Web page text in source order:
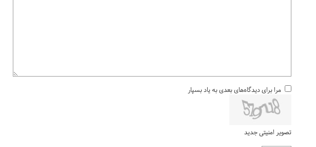
مرا برای دیدگاه‌های بعدی به یاد بسپار
تصویر امنیتی جدید